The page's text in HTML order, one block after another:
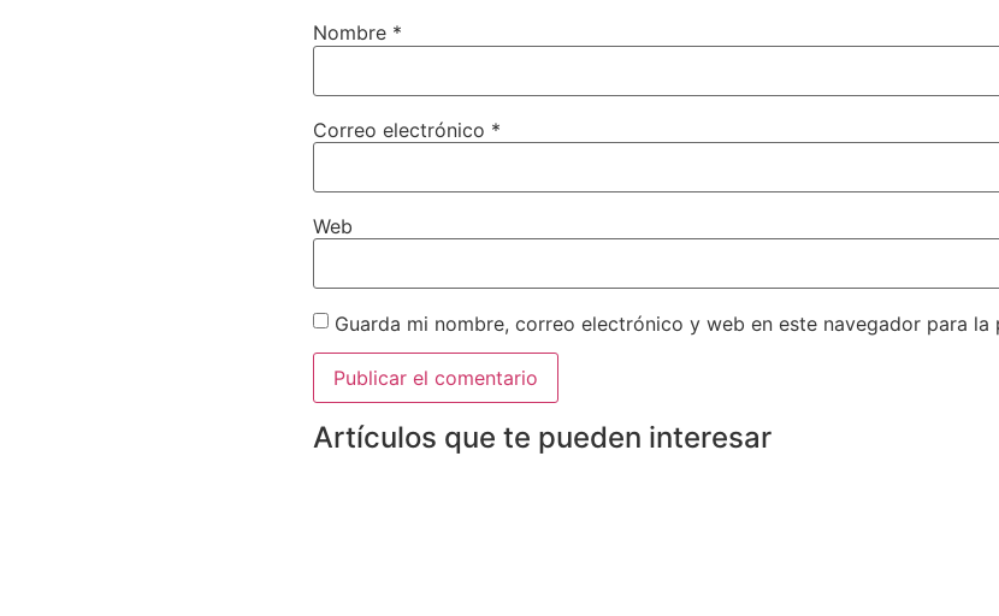
Nombre *
Correo electrónico *
Web
Guarda mi nombre, correo electrónico y web en este navegador para
Artículos que te pueden interesar